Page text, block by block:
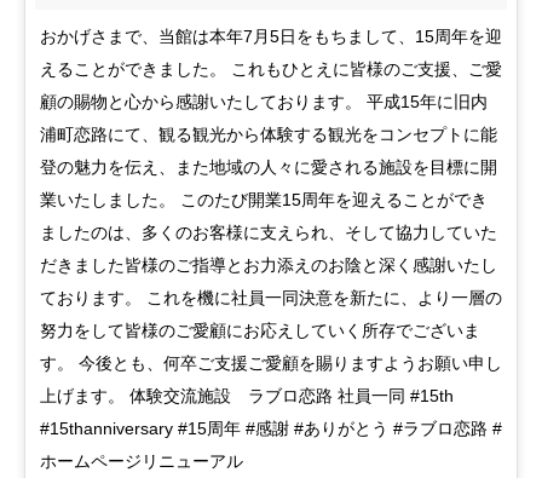
おかげさまで、当館は本年7月5日をもちまして、15周年を迎
えることができました。 これもひとえに皆様のご支援、ご愛
顧の賜物と心から感謝いたしております。 平成15年に旧内
浦町恋路にて、観る観光から体験する観光をコンセプトに能
登の魅力を伝え、また地域の人々に愛される施設を目標に開
業いたしました。 このたび開業15周年を迎えることができ
ましたのは、多くのお客様に支えられ、そして協力していた
だきました皆様のご指導とお力添えのお陰と深く感謝いたし
ております。 これを機に社員一同決意を新たに、より一層の
努力をして皆様のご愛顧にお応えしていく所存でございま
す。 今後とも、何卒ご支援ご愛顧を賜りますようお願い申し
上げます。 体験交流施設 ラブロ恋路 社員一同 #15th
#15thanniversary #15周年 #感謝 #ありがとう #ラブロ恋路 #
ホームページリニューアル